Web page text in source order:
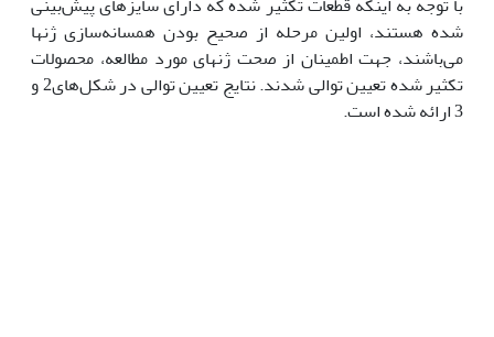
شده هستند، اولین مرحله از صحیح بودن همسانه‌سازی ژن‏ها
می‌باشند، جهت اطمینان از صحت ژن‏های مورد مطالعه، محصولات
تکثیر شده تعیین توالی شدند. نتایج تعیین توالی در شکل‌های2 و
3 ارائه شده است.